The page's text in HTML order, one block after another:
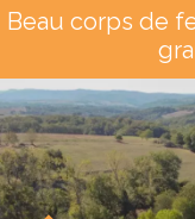
Beau corps de